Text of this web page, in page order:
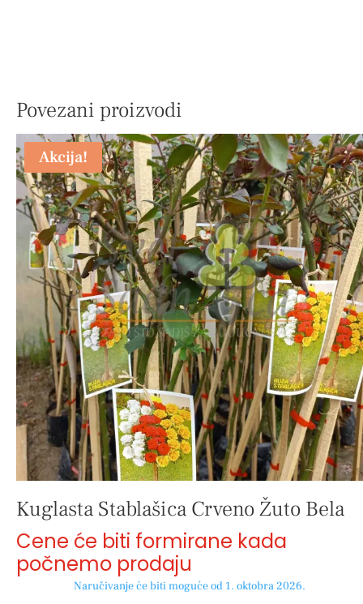
Povezani proizvodi
Akcija!
Kuglasta Stablašica Crveno Žuto Bela
Cene će biti formirane kada
počnemo prodaju
Naručivanje će biti moguće od 1. oktobra 2026.